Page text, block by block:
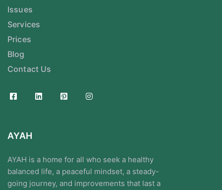
Issues
Services
Prices
Blog
Contact Us
AYAH
AYAH is a home for all who seek a healthy
balanced life, a peaceful mindset, a steady-
going journey, and improvements that last a